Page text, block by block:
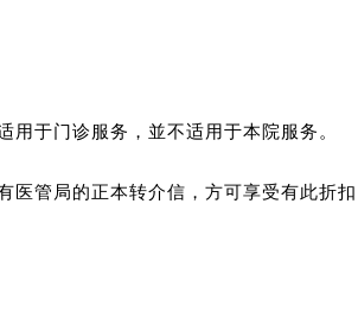
用于门诊服务，並不适用于本院服务。
医管局的正本转介信，方可享受有此折扣